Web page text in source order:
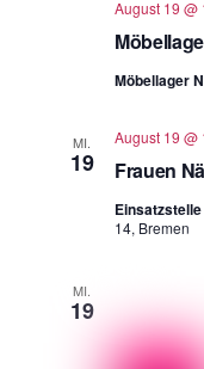
August 19 @
Möbellager
MI.
19 Frauen
August 19 @
14, Bremen
MI.
19